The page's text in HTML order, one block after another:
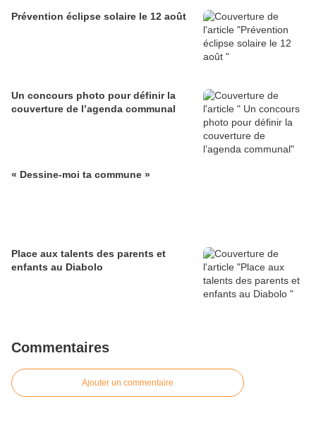
Prévention éclipse solaire le 12 août
Un concours photo pour définir la
couverture de l’agenda communal
« Dessine-moi ta commune »
Place aux talents des parents et
enfants au Diabolo
Commentaires
Ajouter un commentaire